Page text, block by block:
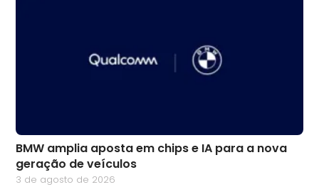
BMW amplia aposta em chips e IA para a nova
geração de veículos
3 de agosto de 2026